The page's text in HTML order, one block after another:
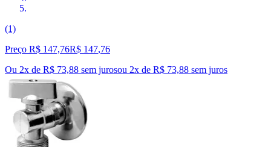
(1)
Preço R$ 147,76R$ 147,76
Ou 2x de R$ 73,88 sem jurosou 2x de R$ 73,88 sem juros